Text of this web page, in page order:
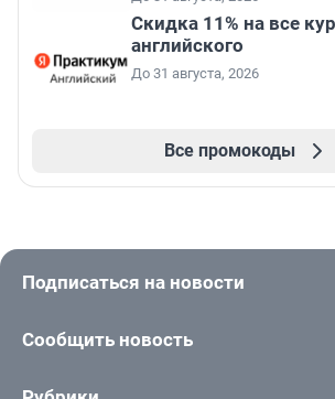
Скидка 11% на все
английского
До 31 августа, 2026
Все промокоды
Подписаться на новости
Сообщить новость